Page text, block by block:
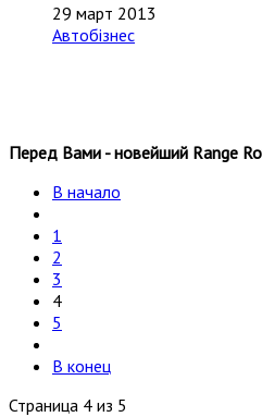
29 март 2013
Автобізнес
Перед Вами - новейший Range
В начало
1
2
3
4
5
В конец
Страница 4 из 5